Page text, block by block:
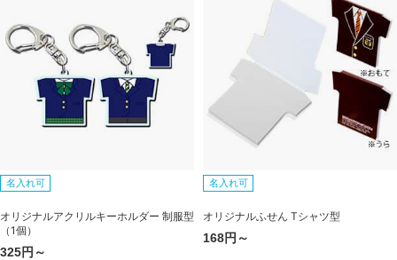
名入れ可
オリジナルアクリルキーホルダー 制服型
（1個）
325円～
名入れ可
オリジナルふせん Tシャツ型
168円～